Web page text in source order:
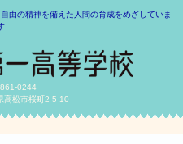
由の精神を備えた人間の育成をめざしていま
0244
高松市桜町2-5-10